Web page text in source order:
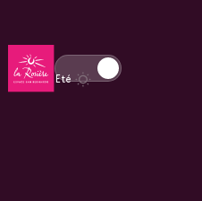
Retour à la page d'accueil
Basculer
Eté